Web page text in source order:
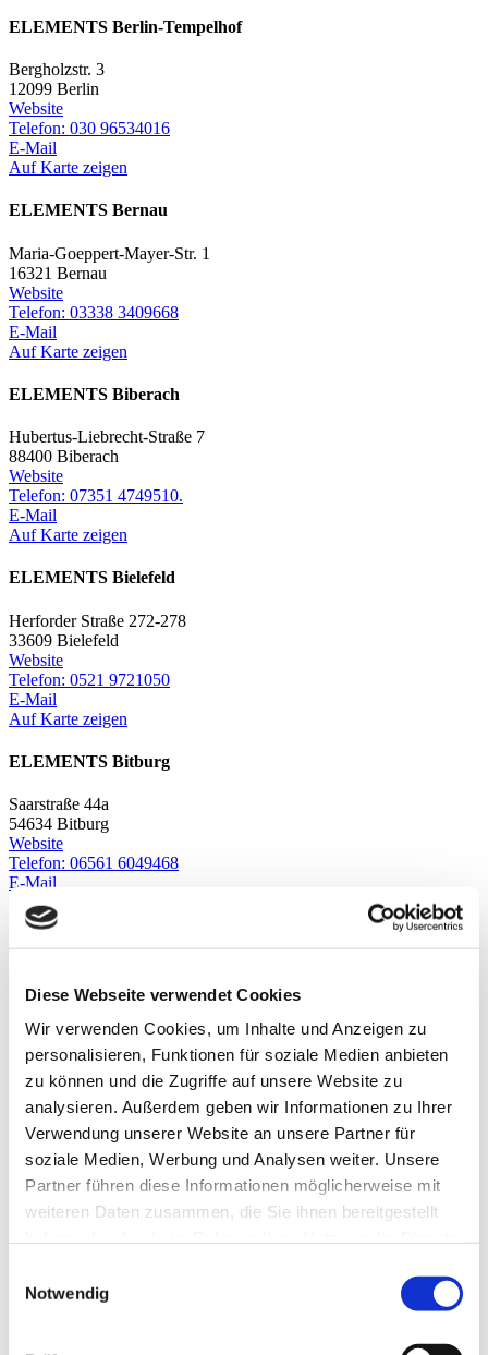
Diese Webseite verwendet Cookies
Wir verwenden Cookies, um Inhalte und Anzeigen zu
personalisieren, Funktionen für soziale Medien anbieten
zu können und die Zugriffe auf unsere Website zu
analysieren. Außerdem geben wir Informationen zu Ihrer
Verwendung unserer Website an unsere Partner für
soziale Medien, Werbung und Analysen weiter. Unsere
Partner führen diese Informationen möglicherweise mit
weiteren Daten zusammen, die Sie ihnen bereitgestellt
Selection
Notwendig
ELEMENTS Berlin-Tempelhof
Bergholzstr. 3
12099 Berlin
Website
Telefon: 030 96534016
E-Mail
Auf Karte zeigen
ELEMENTS Bernau
Maria-Goeppert-Mayer-Str. 1
16321 Bernau
Website
Telefon: 03338 3409668
E-Mail
Auf Karte zeigen
ELEMENTS Biberach
Hubertus-Liebrecht-Straße 7
88400 Biberach
Website
Telefon: 07351 4749510.
E-Mail
Auf Karte zeigen
ELEMENTS Bielefeld
Herforder Straße 272-278
33609 Bielefeld
Website
Telefon: 0521 9721050
E-Mail
Auf Karte zeigen
ELEMENTS Bitburg
Saarstraße 44a
54634 Bitburg
Website
Telefon: 06561 6049468
E-Mail
Auf Karte zeigen
ELEMENTS Bonn
Saime-Genc-Ring 2
Website
Telefon: 0228 97459623
E-Mail
Auf Karte zeigen
ELEMENTS Brandenburg
Mittenwalder Str. 8
1583 Rangsdorf-Groß Machnow
Website
E-Mail